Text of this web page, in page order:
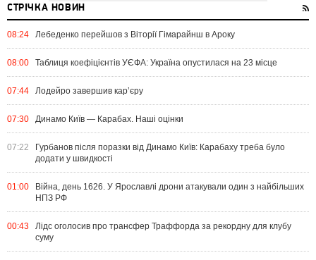
СТРІЧКА НОВИН
08:24 Лебеденко перейшов з Віторії Гімарайнш в Ароку
08:00 Таблиця коефіцієнтів УЄФА: Україна опустилася на 23 місце
07:44 Лодейро завершив кар’єру
07:30 Динамо Київ — Карабах. Наші оцінки
07:22
Гурбанов після поразки від Динамо Київ: Карабаху треба було
додати у швидкості
01:00
Війна, день 1626. У Ярославлі дрони атакували один з найбільших
НПЗ РФ
00:43
Лідс оголосив про трансфер Траффорда за рекордну для клубу
суму